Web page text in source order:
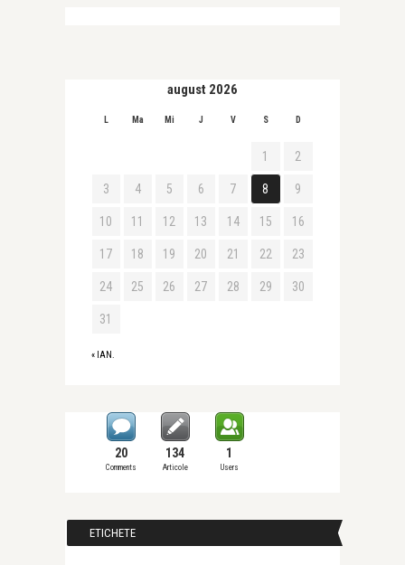
august 2026
L Ma Mi J V S D
« IAN.
1 2
3 4 5 6 7 8 9
10 11 12 13 14 15 16
17 18 19 20 21 22 23
24 25 26 27 28 29 30
31
20
Comments
134
Articole
1
Users
ETICHETE